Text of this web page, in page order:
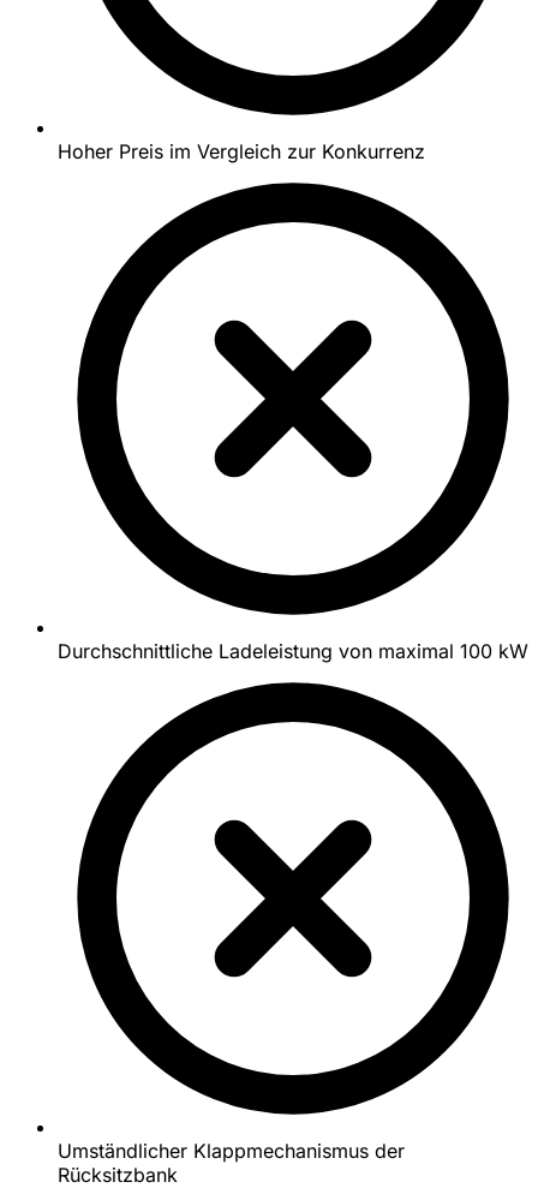
Hoher Preis im Vergleich zur Konkurrenz
Durchschnittliche Ladeleistung von maximal 100 kW
Umständlicher Klappmechanismus der
Rücksitzbank